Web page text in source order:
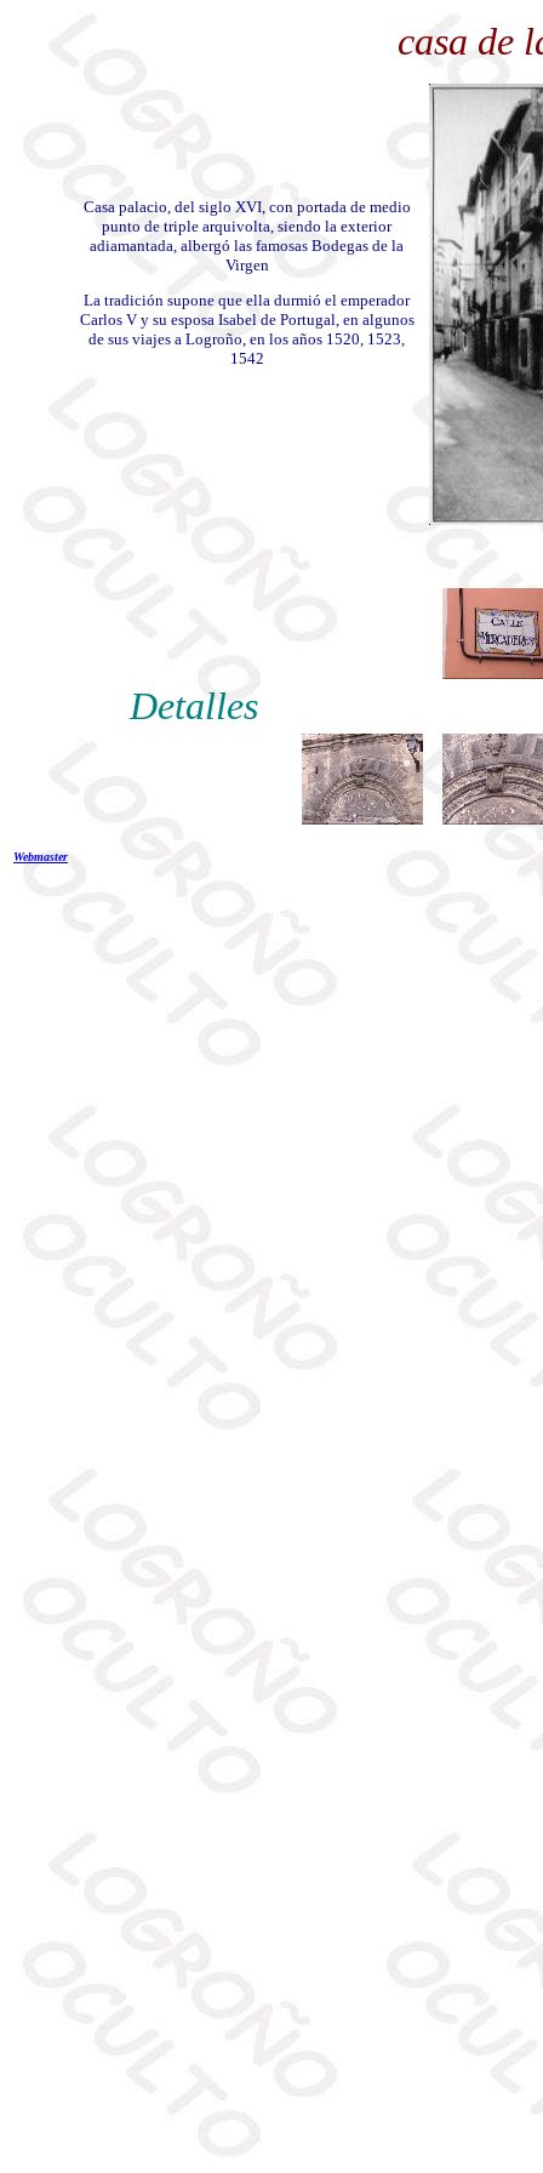
casa de
Casa palacio, del siglo XVI, con portada de medio
punto de triple arquivolta, siendo la exterior
adiamantada, albergó las famosas Bodegas de la
Virgen
La tradición supone que ella durmió el emperador
Carlos V y su esposa Isabel de Portugal, en algunos
de sus viajes a Logroño, en los años 1520, 1523,
1542
Detalles
Webmaster